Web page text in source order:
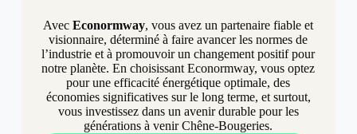
AvecEconormway, vous avez un partenaire fiable et
visionnaire, déterminé à faire avancer les normes de
l’industrie et à promouvoir un changement positif pour
notre planète. En choisissant Econormway, vous optez
pour une efficacité énergétique optimale, des
économies significatives sur le long terme, et surtout,
vous investissez dans un avenir durable pour les
générations à venir Chêne-Bougeries.